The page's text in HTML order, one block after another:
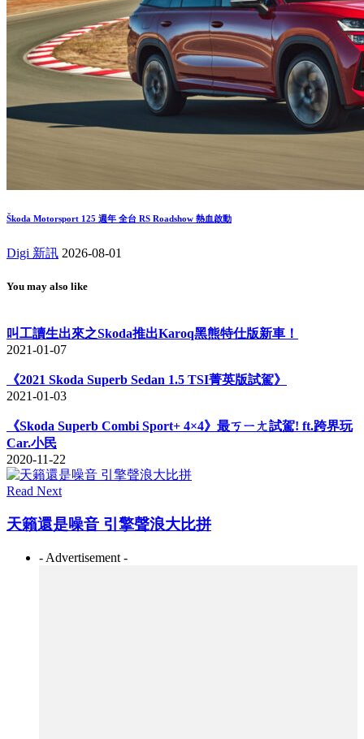
Škoda Motorsport 125 週年 全台 RS Roadshow 熱血啟動
Digi 新訊 2026-08-01
You may also like
叫工讀生出來之Skoda推出Karoq黑熊特仕版新車！
2021-01-07
《2021 Skoda Superb Sedan 1.5 TSI菁英版試駕》
2021-01-03
《Skoda Superb Combi Sport+ 4×4》最ㄎㄧㄤ試駕! ft.跨界玩
Car.小民
2020-11-22
Read Next
天籟還是噪音 引擎聲浪大比拼
- Advertisement -